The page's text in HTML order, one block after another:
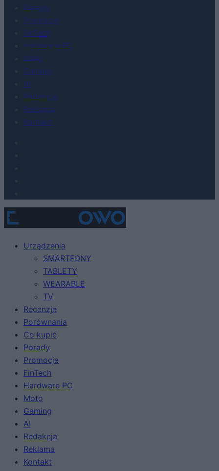
Porady
Promocje
FinTech
Hardware PC
Moto
Gaming
AI
Redakcja
Reklama
Kontakt
Urządzenia
SMARTFONY
TABLETY
WEARABLE
TV
Recenzje
Porównania
Co kupić
Porady
Promocje
FinTech
Hardware PC
Moto
Gaming
AI
Redakcja
Reklama
Kontakt